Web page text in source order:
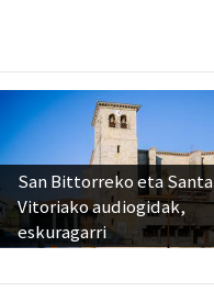
San Bittorreko eta Santa
Vitoriako audiogidak,
eskuragarri